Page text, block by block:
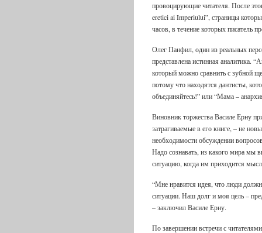
провоцирующие читателя. После
eretici ai Imperiului”, страницы
часов, в течение которых писатель
Олег Панфил, один из реальных
представлена истинная аналитика.
который можно сравнить с зубной
потому что находятся дантисты,
объединяйтесь!” или “Мама –
Виновник торжества Василе Ерну
затрагиваемые в его книге, – не
необходимости обсуждении
Надо сознавать, из какого мира мы
ситуацию, когда им приходится
“Мне нравится идея, что люди
ситуации. Наш долг и моя цель –
– заключил Василе Ерну.
По завершении встречи с